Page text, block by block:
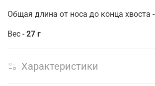
Общая длина от носа до конца хвоста -
Вес - 27 г
Характеристики